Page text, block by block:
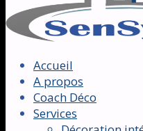
Accueil
A propos
Coach Déco
Services